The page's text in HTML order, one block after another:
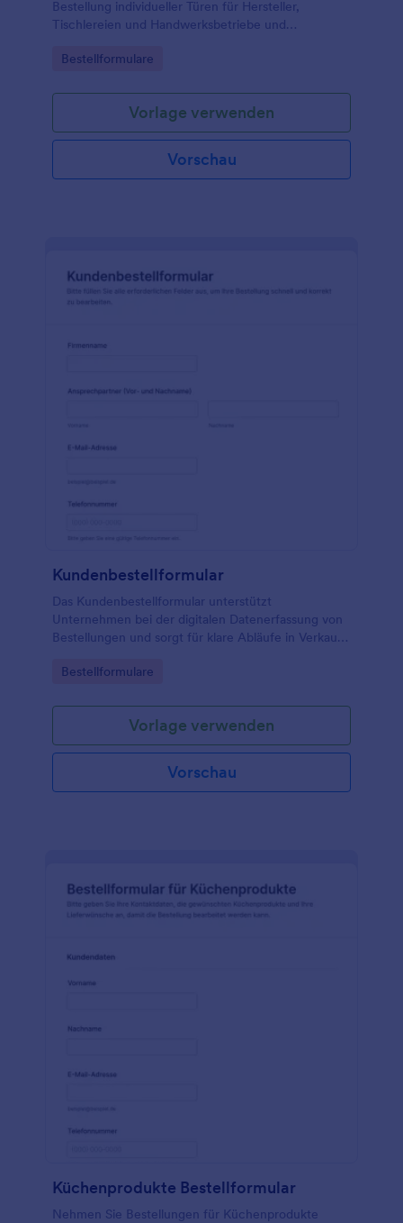
Bestellung individueller Türen für Hersteller,
Tischlereien und Handwerksbetriebe und
Abstimmung und planbare Lieferung über Jotform.
Go to Category:
Bestellformulare
Vorlage verwenden
Vorschau
Kundenbestellformular
Das Kundenbestellformular unterstützt
Unternehmen bei der digitalen Datenerfassung von
Bestellungen und sorgt für klare Abläufe in Verkauf
Formularantworten in Jotform.
Go to Category:
Bestellformulare
Vorlage verwenden
Vorschau
Küchenprodukte Bestellformular
Nehmen Sie Bestellungen für Küchenprodukte